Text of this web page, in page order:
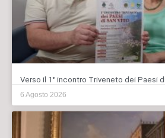
Verso il 1° incontro Triveneto dei Paesi
6 Agosto 2026